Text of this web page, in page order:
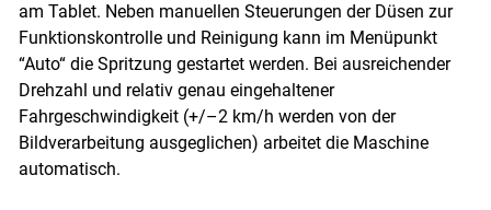
am Tablet. Neben manuellen Steuerungen der Düsen zur
Funktionskontrolle und Reinigung kann im Menüpunkt
“Auto“ die Spritzung gestartet werden. Bei ausreichender
Drehzahl und relativ genau eingehaltener
Fahrgeschwindigkeit (+/–2 km/h werden von der
Bildverarbeitung ausgeglichen) arbeitet die Maschine
automatisch.